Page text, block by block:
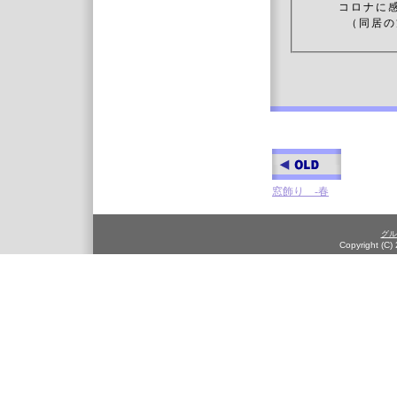
コロナに
（同居の方
窓飾り -春
グ
Copyright (C)